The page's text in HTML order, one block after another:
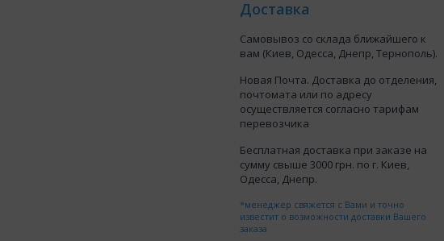
Доставка
Самовывоз со склада ближайшего к
вам (Киев, Одесса, Днепр, Тернополь).
Новая Почта. Доставка до отделения,
почтомата или по адресу
осуществляется согласно тарифам
перевозчика
Бесплатная доставка при заказе на
сумму свыше 3000 грн. по г. Киев,
Одесса, Днепр.
*менеджер свяжется с Вами и точно
известит о возможности доставки Вашего
заказа